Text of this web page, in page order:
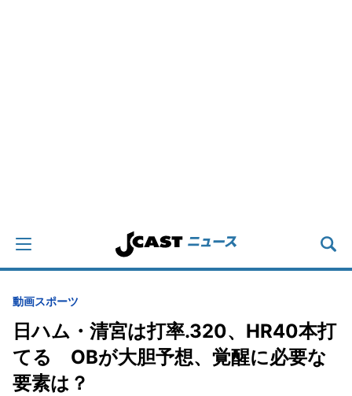
動画スポーツ
日ハム・清宮は打率.320、HR40本打
てる OBが大胆予想、覚醒に必要な
要素は？